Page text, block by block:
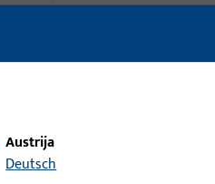
Prijavite se
biste dobili
Austrija
Deutsch